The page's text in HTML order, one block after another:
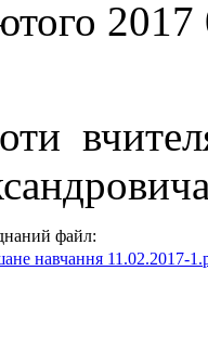
файл:
навчання 11.02.2017-